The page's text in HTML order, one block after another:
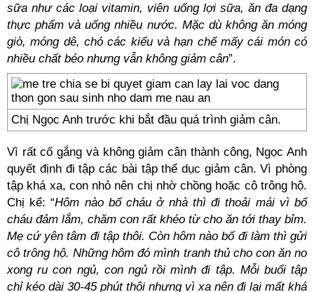
sữa như các loại vitamin, viên uống lợi sữa, ăn đa dạng
thực phẩm và uống nhiều nước. Mặc dù không ăn móng
giò, móng dê, chó các kiểu và hạn chế mấy cái món có
nhiều chất béo nhưng vẫn không giảm cân”.
Chị Ngọc Anh trước khi bắt đầu quá trình giảm cân.
Vì rất cố gắng và không giảm cân thành công, Ngọc Anh
quyết định đi tập các bài tập thể dục giảm cân. Vì phòng
tập khá xa, con nhỏ nên chị nhờ chồng hoặc cô trông hộ.
Chị kể: “Hôm nào bố cháu ở nhà thì đi thoải mái vì bố
cháu đảm lắm, chăm con rất khéo từ cho ăn tới thay bỉm.
Mẹ cứ yên tâm đi tập thôi. Còn hôm nào bố đi làm thì gửi
cô trông hộ. Những hôm đó mình tranh thủ cho con ăn no
xong ru con ngủ, con ngủ rồi mình đi tập. Mỗi buổi tập
chỉ kéo dài 30-45 phút thôi nhưng vì xa nên đi lại mất khá